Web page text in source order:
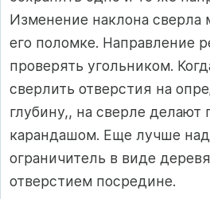
Изменение наклона сверла
его поломке. Направление
проверять угольником.
сверлить отверстия на
глубину,, на сверле
карандашом. Еще лучше
ограничитель в виде
отверстием посредине.